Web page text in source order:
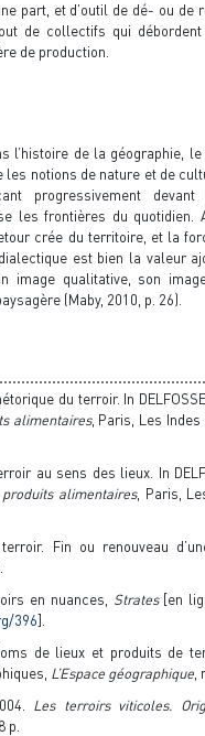
part, et d’outil de dé- ou de
de collectifs qui
de production.
l’histoire de la géographie,
les notions de nature et de
progressivement
les frontières du quotidien.
crée du territoire, et la
est bien la valeur
image qualitative, son
(Maby, 2010, p. 26).
du terroir. In DELFOSSE
alimentaires, Paris, Les
au sens des lieux. In
alimentaires, Paris,
Fin ou renouveau
en nuances, Strates[en
396].
de lieux et produits de
L’Espace géographique ,
Les terroirs viticoles.
p.